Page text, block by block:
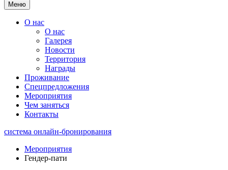
Меню
О нас
О нас
Галерея
Новости
Территория
Награды
Проживание
Спецпредложения
Мероприятия
Чем заняться
Контакты
система онлайн-бронирования
Мероприятия
Гендер-пати